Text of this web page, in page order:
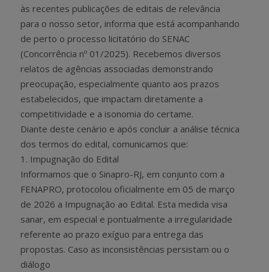
às recentes publicações de editais de relevância
para o nosso setor, informa que está acompanhando
de perto o processo licitatório do SENAC
(Concorrência nº 01/2025). Recebemos diversos
relatos de agências associadas demonstrando
preocupação, especialmente quanto aos prazos
estabelecidos, que impactam diretamente a
competitividade e a isonomia do certame.
Diante deste cenário e após concluir a análise técnica
dos termos do edital, comunicamos que:
1. Impugnação do Edital
Informamos que o Sinapro-RJ, em conjunto com a
FENAPRO, protocolou oficialmente em 05 de março
de 2026 a Impugnação ao Edital. Esta medida visa
sanar, em especial e pontualmente a irregularidade
referente ao prazo exíguo para entrega das
propostas. Caso as inconsistências persistam ou o
diálogo